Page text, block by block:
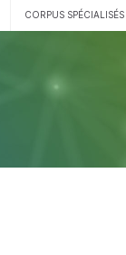
CORPUS SPÉCIALISÉS